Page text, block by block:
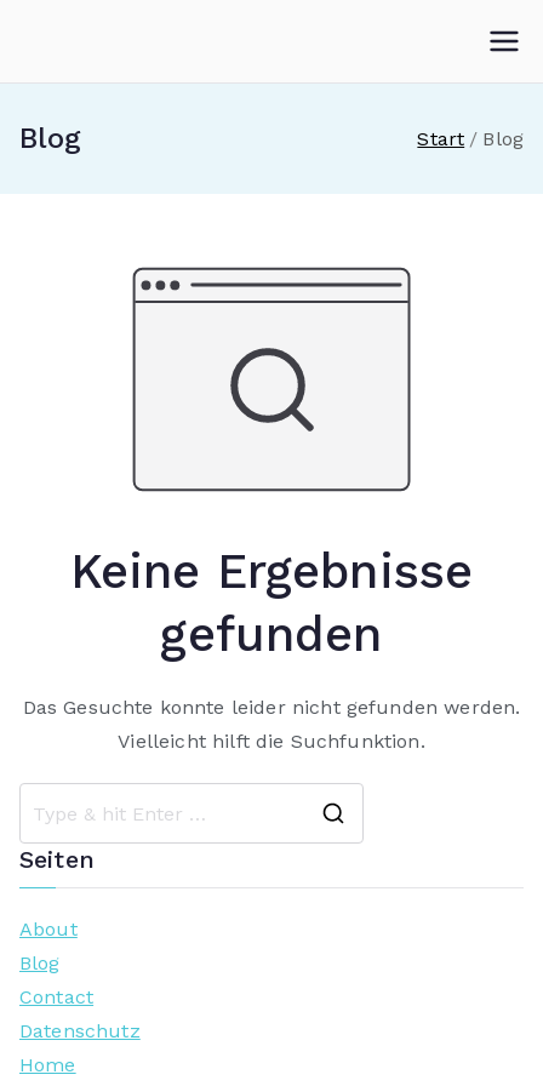
Blog Start Blog
Keine Ergebnisse
gefunden
Das Gesuchte konnte leider nicht gefunden werden.
Vielleicht hilft die Suchfunktion.
Seiten
About
Blog
Contact
Datenschutz
Home